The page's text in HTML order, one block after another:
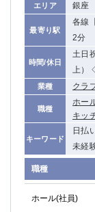
エリア 銀座
最寄り駅
各線
2分
時間/休日
土日
上）
業種 クラ
職種
ホー
キッ
キーワード
日払
未経
職種
ホール(社員)